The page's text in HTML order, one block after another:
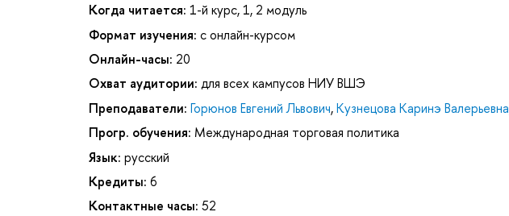
Когда читается: 1-й курс, 1, 2 модуль
Формат изучения: с онлайн-курсом
Онлайн-часы: 20
Охват аудитории: для всех кампусов НИУ ВШЭ
Преподаватели: Горюнов Евгений Львович,Кузнецова Каринэ Валерьевна
Прогр. обучения: Международная торговая политика
Язык: русский
Кредиты: 6
Контактные часы: 52